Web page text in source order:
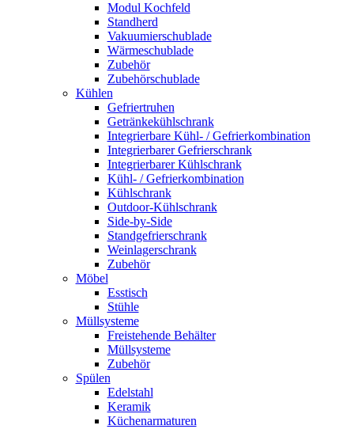
Modul Kochfeld
Standherd
Vakuumierschublade
Wärmeschublade
Zubehör
Zubehörschublade
Kühlen
Gefriertruhen
Getränkekühlschrank
Integrierbare Kühl- / Gefrierkombination
Integrierbarer Gefrierschrank
Integrierbarer Kühlschrank
Kühl- / Gefrierkombination
Kühlschrank
Outdoor-Kühlschrank
Side-by-Side
Standgefrierschrank
Weinlagerschrank
Zubehör
Möbel
Esstisch
Stühle
Müllsysteme
Freistehende Behälter
Müllsysteme
Zubehör
Spülen
Edelstahl
Keramik
Küchenarmaturen